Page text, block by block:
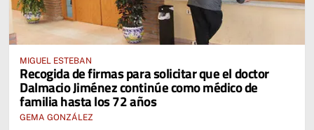
MIGUEL ESTEBAN
Recogida de firmas para solicitar que el doctor
Dalmacio Jiménez continúe como médico de
familia hasta los 72 años
GEMA GONZÁLEZ